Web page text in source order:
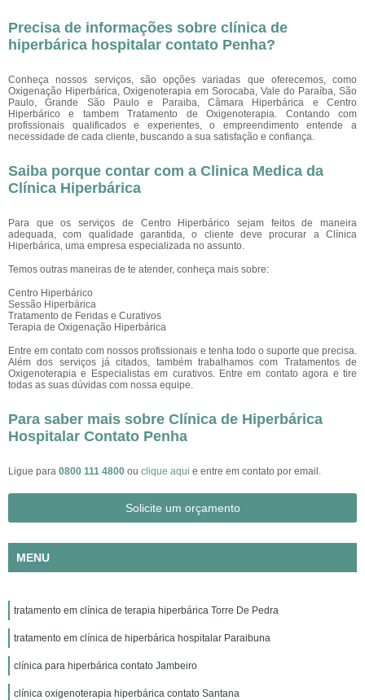
Precisa de informações sobre clínica de
hiperbárica hospitalar contato Penha?
Conheça nossos serviços, são opções variadas que oferecemos, como
Oxigenação Hiperbárica, Oxigenoterapia em Sorocaba, Vale do Paraíba, São
Paulo, Grande São Paulo e Paraiba, Câmara Hiperbárica e Centro
Hiperbárico e tambem Tratamento de Oxigenoterapia. Contando com
profissionais qualificados e experientes, o empreendimento entende a
necessidade de cada cliente, buscando a sua satisfação e confiança.
Saiba porque contar com a Clinica Medica da
Clínica Hiperbárica
Para que os serviços de Centro Hiperbárico sejam feitos de maneira
adequada, com qualidade garantida, o cliente deve procurar a Clínica
Hiperbárica, uma empresa especializada no assunto.
Temos outras maneiras de te atender, conheça mais sobre:
Centro Hiperbárico
Sessão Hiperbárica
Tratamento de Feridas e Curativos
Terapia de Oxigenação Hiperbárica
Entre em contato com nossos profissionais e tenha todo o suporte que precisa.
Além dos serviços já citados, também trabalhamos com Tratamentos de
Oxigenoterapia e Especialistas em curativos. Entre em contato agora e tire
todas as suas dúvidas com nossa equipe.
Para saber mais sobre Clínica de Hiperbárica
Hospitalar Contato Penha
Ligue para 0800 111 4800 ou clique aqui e entre em contato por email.
Solicite um orçamento
MENU
tratamento em clínica de terapia hiperbárica Torre De Pedra
tratamento em clínica de hiperbárica hospitalar Paraibuna
clínica para hiperbárica contato Jambeiro
clínica oxigenoterapia hiperbárica contato Santana